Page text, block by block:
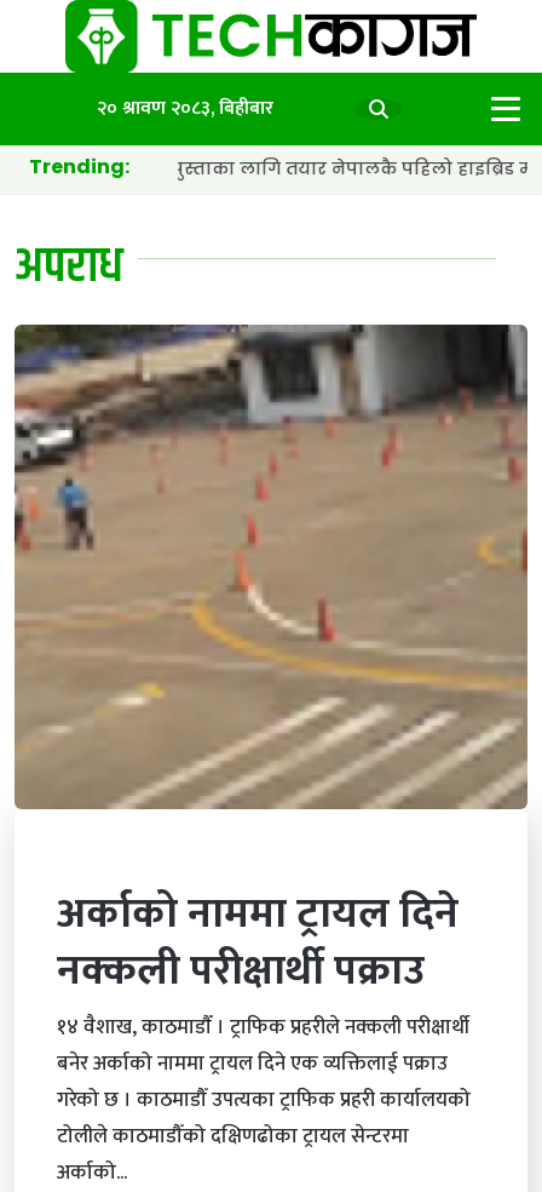
२० श्रावण २०८३, बिहीबार
Trending:अर्को पुस्ताका लागि तयार नेपालकै पहिलो हाइब्रिड
अपराध
अर्काको नाममा ट्रायल दिने
नक्कली परीक्षार्थी पक्राउ
१४ वैशाख, काठमाडाैँ । ट्राफिक प्रहरीले नक्कली परीक्षार्थी
बनेर अर्काको नाममा ट्रायल दिने एक व्यक्तिलाई पक्राउ
गरेको छ । काठमाडौँ उपत्यका ट्राफिक प्रहरी कार्यालयको
टोलीले काठमाडौँको दक्षिणढोका ट्रायल सेन्टरमा
अर्काको...